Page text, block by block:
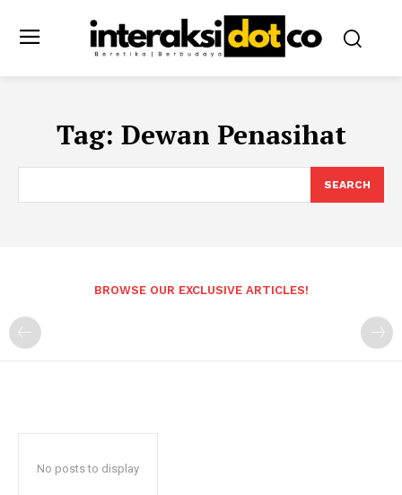
Tag: Dewan Penasihat
SEARCH
BROWSE OUR EXCLUSIVE ARTICLES!
No posts to display